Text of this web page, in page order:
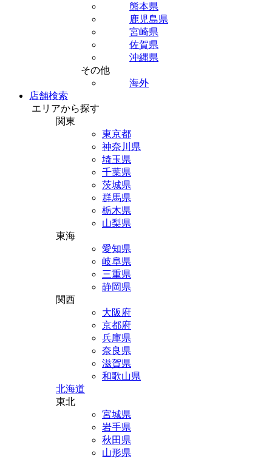
熊本県
鹿児島県
宮崎県
佐賀県
沖縄県
その他
海外
店舗検索
エリアから探す
関東
東京都
神奈川県
埼玉県
千葉県
茨城県
群馬県
栃木県
山梨県
東海
愛知県
岐阜県
三重県
静岡県
関西
大阪府
京都府
兵庫県
奈良県
滋賀県
和歌山県
北海道
東北
宮城県
岩手県
秋田県
山形県